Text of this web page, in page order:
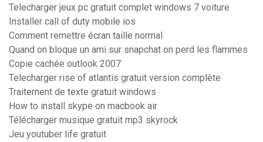
Telecharger jeux pc gratuit complet windows 7 voiture
Installer call of duty mobile ios
Comment remettre écran taille normal
Quand on bloque un ami sur snapchat on perd les flammes
Copie cachée outlook 2007
Telecharger rise of atlantis gratuit version complète
Traitement de texte gratuit windows
How to install skype on macbook air
Télécharger musique gratuit mp3 skyrock
Jeu youtuber life gratuit